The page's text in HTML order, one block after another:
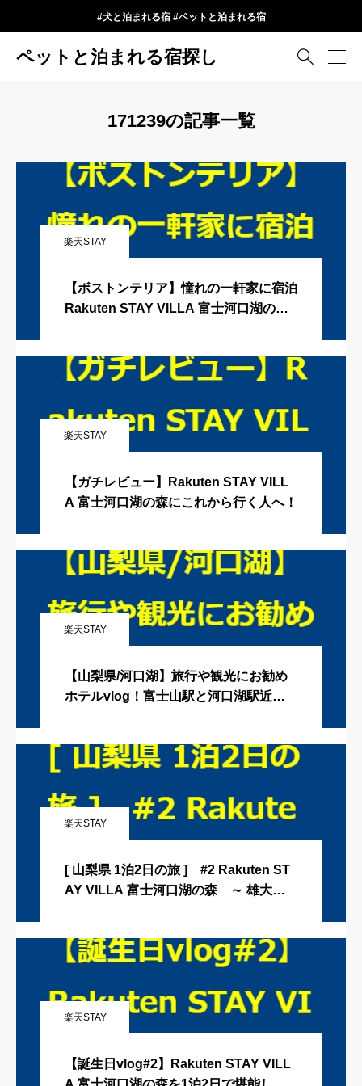
#犬と泊まれる宿 #ペットと泊まれる宿
ペットと泊まれる宿探し 
171239の記事一覧
楽天STAY
【ボストンテリア】憧れの一軒家に宿泊
Rakuten STAY VILLA 富士河口湖の森
楽天STAY
【ガチレビュー】Rakuten STAY VILL
A 富士河口湖の森にこれから行く人へ！
楽天STAY
【山梨県/河口湖】旅行や観光にお勧め
ホテルvlog！富士山駅と河口湖駅近、
（楽天ステイヴィラ富士河口湖の森）
楽天STAY
[ 山梨県 1泊2日の旅 ] #2 Rakuten ST
AY VILLA 富士河口湖の森 ～ 雄大な
楽天STAY
【誕生日vlog#2】Rakuten STAY VILL